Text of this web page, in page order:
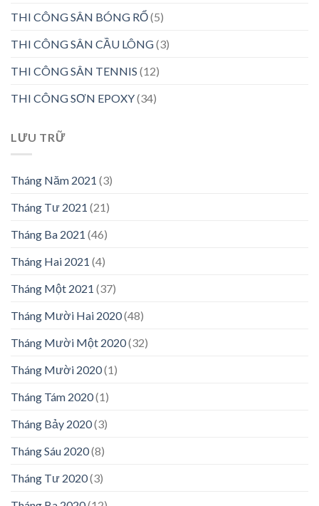
THI CÔNG SÂN BÓNG RỔ(5)
THI CÔNG SÂN CẦU LÔNG(3)
THI CÔNG SÂN TENNIS (12)
THI CÔNG SƠN EPOXY(34)
LƯU TRỮ
Tháng Năm 2021 (3)
Tháng Tư 2021 (21)
Tháng Ba 2021 (46)
Tháng Hai 2021 (4)
Tháng Một 2021 (37)
Tháng Mười Hai 2020(48)
Tháng Mười Một 2020(32)
Tháng Mười 2020(1)
Tháng Tám 2020(1)
Tháng Bảy 2020(3)
Tháng Sáu 2020(8)
Tháng Tư 2020(3)